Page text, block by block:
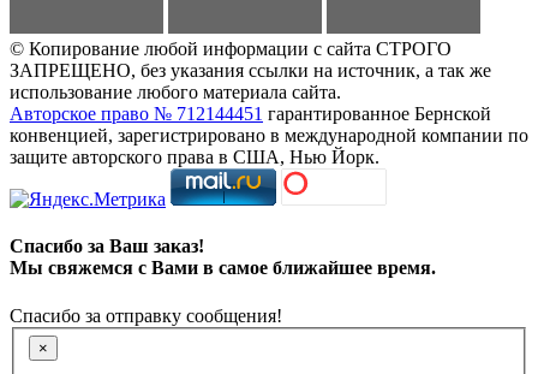
© Копирование любой информации с сайта СТРОГО
ЗАПРЕЩЕНО, без указания ссылки на источник, а так же
использование любого материала сайта.
Авторское право № 712144451 гарантированное Бернской
конвенцией, зарегистрировано в международной компании по
защите авторского права в США, Нью Йорк.
Спасибо за Ваш заказ!
Мы свяжемся с Вами в самое ближайшее время.
Спасибо за отправку сообщения!
×